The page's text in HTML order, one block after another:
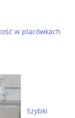
w placówkach
Szybki